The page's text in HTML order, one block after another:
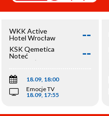
WKK Active
Hotel Wrocław
--
KSK Qemetica
Noteć
Inowrocław
--
18.09, 18:00
Emocje TV
18.09, 17:55